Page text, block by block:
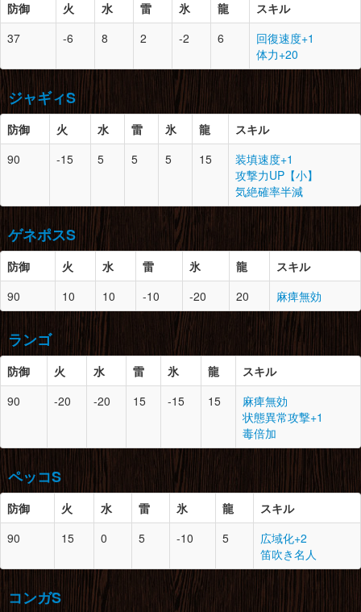
草食竜の頭殻×1
氷結晶×3
草食竜の堅殻×3
竜骨【小】×6
カブレライト鉱石×2
胴
16 0
飛甲虫の堅殻×2
飛甲虫の甲殻×3
モンスターの濃汁×2
ドスヘラクレス×2
腕
16 0
飛甲虫の堅殻×2
飛甲虫の羽×4
上質な腹袋×2
モンスターの体液×3
飛甲虫の堅殻2
飛甲虫の羽×4
モンスターの濃汁×2
ドスヘラクレス×2
脚
1
飛甲虫の堅殻×2
飛甲虫の羽×4
上質な腹袋×1
モンスターの体液×3
防御 火 水 雷 氷 龍
スキル
37
-6 8 2 -2 6
回復速度+1
体力+20
防御 スロット
必要素材
頭
18 2
垂皮竜の上皮×4
上質な毛皮×2
胴
18
垂皮竜の上皮×2
垂皮竜の皮×5
上質な毛皮×2
-
脚
- 0 -
ジャギィS
防御 火 水 雷 氷 龍
スキル
90
-15 5 5 5 15
装填速度+1
攻撃力UP【小】
気絶確率半減
頭
18 1
狗竜の上皮×4
狗竜の爪×2
狗竜の皮×2
ドラグライト鉱石×2
胴
18 1
狗竜の尖爪×4
狗竜の上皮×4
ジャギィの皮×3
カブレライト鉱石×2
腕
18 1
狗竜の尖爪×4
王者のエリマキ×1
ドラグライト鉱石×2
狗竜の上皮×4
王者のエリマキ×2
ジャギィの上鱗×4
ドラグライト鉱石×2
脚
18 1
ジャギィの上鱗×4
ジャギィの皮×4
上質な鳥竜骨×4
ドラグライト鉱石×2
ゲネポスS
防御 火 水 雷 氷 龍
スキル
90
10 10 -10 -20 20 麻痺無効
防御 スロット
必要素材
頭
18 2
ゲネポスの上鱗×3
ゲネポスの上皮×4
カブレライト鉱石×2
ドスゲネポスの頭×1
胴
18 2
ドスゲネポスの尾×2
ゲネポスの上鱗×2
上質な腹袋×3
ゲネポスの上鱗×3
ゲネポスの上皮×4
鳥竜玉×1
カブレライト鉱石×2
18 1
ドスゲネポスの尾×2
ゲネポスの上鱗×4
麻痺袋×2
ドスヘラクレス×3
ランゴ
防御 火 水 雷 氷 龍
スキル
90
-20 -20 15 -15 15
麻痺無効
状態異常攻撃+1
毒倍加
頭
18 1
ランゴスタの薄羽×3
のりこねバッタ×10
甲虫の大顎×2
胴
18 1
ランゴスタの薄羽×5
飛甲虫の羽×6
上質な腹袋×2
腕
18 0
ランゴスタの薄羽×1
とがった爪×4
モンスターの濃汁×2
ペッコS
防御 火 水 雷 氷 龍
スキル
90
15 0 5 -10 5
広域化+2
笛吹き名人
防御 スロット
必要素材
頭
18 2
徹甲虫の尖角×2
へんなクチバシ×2
大きな骨×2
コンガS